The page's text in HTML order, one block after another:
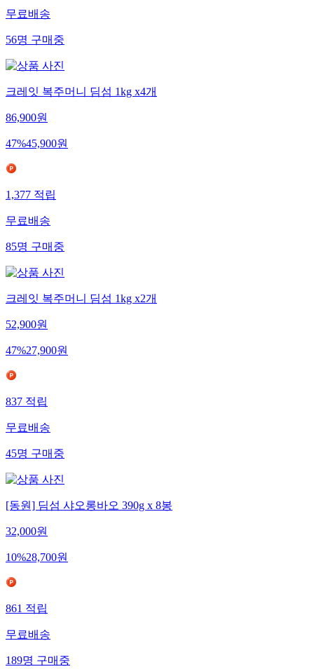
무료배송
56명구매중
크레잇 복주머니 딤섬 1kg x4개
86,900원
47%45,900원
1,377적립
무료배송
85명구매중
크레잇 복주머니 딤섬 1kg x2개
52,900원
47%27,900원
837적립
무료배송
45명구매중
[동원] 딤섬 샤오롱바오 390g x 8봉
32,000원
10%28,700원
861적립
무료배송
189명구매중